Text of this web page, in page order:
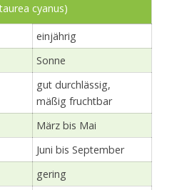
cyanus)
einjährig
Sonne
gut durchlässig,
mäßig fruchtbar
März bis Mai
Juni bis September
gering